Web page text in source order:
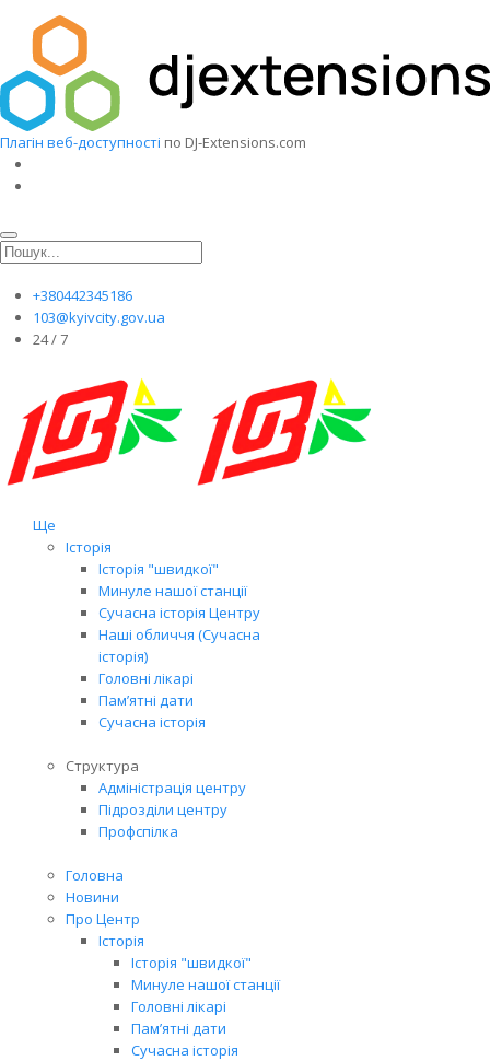
Плагін веб-доступності по DJ-Extensions.com
+380442345186
103@kyivcity.gov.ua
24 / 7
Ще
Історія
Історія "швидкої"
Минуле нашої станції
Сучасна історія Центру
Наші обличчя (Сучасна
історія)
Головні лікарі
Пам’ятні дати
Сучасна історія
Структура
Адміністрація центру
Підрозділи центру
Профспілка
Головна
Новини
Про Центр
Історія
Історія "швидкої"
Минуле нашої станції
Головні лікарі
Пам’ятні дати
Сучасна історія